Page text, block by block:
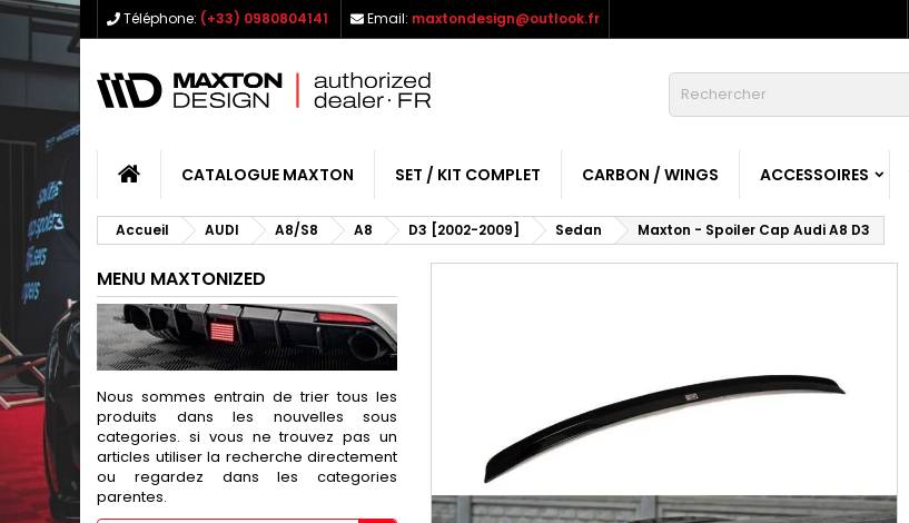
Téléphone: (+33) 0980804141 Email: maxtondesign@outlook.fr
CATALOGUE MAXTON SET / KIT COMPLET CARBON / WINGS ACCESSOIRES
Accueil AUDI A8/S8 A8 D3 [2002-2009] Sedan Maxton - Spoiler Cap Audi A8 D3
MENU MAXTONIZED
Nous sommes entrain de trier tous les
produits dans les nouvelles sous
categories. si vous ne trouvez pas un
articles utiliser la recherche directement
ou regardez dans les categories
parentes.